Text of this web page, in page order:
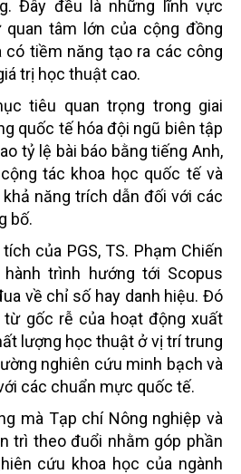
Đây đều là những lĩnh vực
tâm lớn của cộng đồng
có tiềm năng tạo ra các công
trị học thuật cao.
tiêu quan trọng trong giai
quốc tế hóa đội ngũ biên tập
tỷ lệ bài báo bằng tiếng Anh,
tác khoa học quốc tế và
năng trích dẫn đối với các
bố.
của PGS, TS. Phạm Chiến
trình hướng tới Scopus
về chỉ số hay danh hiệu. Đó
từ gốc rễ của hoạt động xuất
lượng học thuật ở vị trí trung
nghiên cứu minh bạch và
các chuẩn mực quốc tế.
mà Tạp chí Nông nghiệp và
trì theo đuổi nhằm góp phần
cứu khoa học của ngành